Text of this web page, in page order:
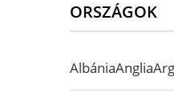
ORSZÁGOK
AlbániaAnglia